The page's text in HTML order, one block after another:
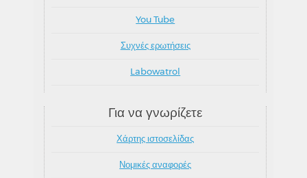
You Tube
Συχνές ερωτήσεις
Labowatrol
Για να γνωρίζετε
Χάρτης ιστοσελίδας
Νομικές αναφορές